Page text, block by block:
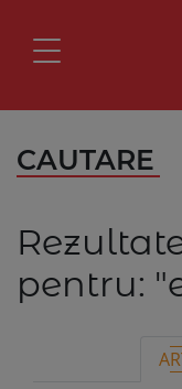
CAUTARE
pentru: